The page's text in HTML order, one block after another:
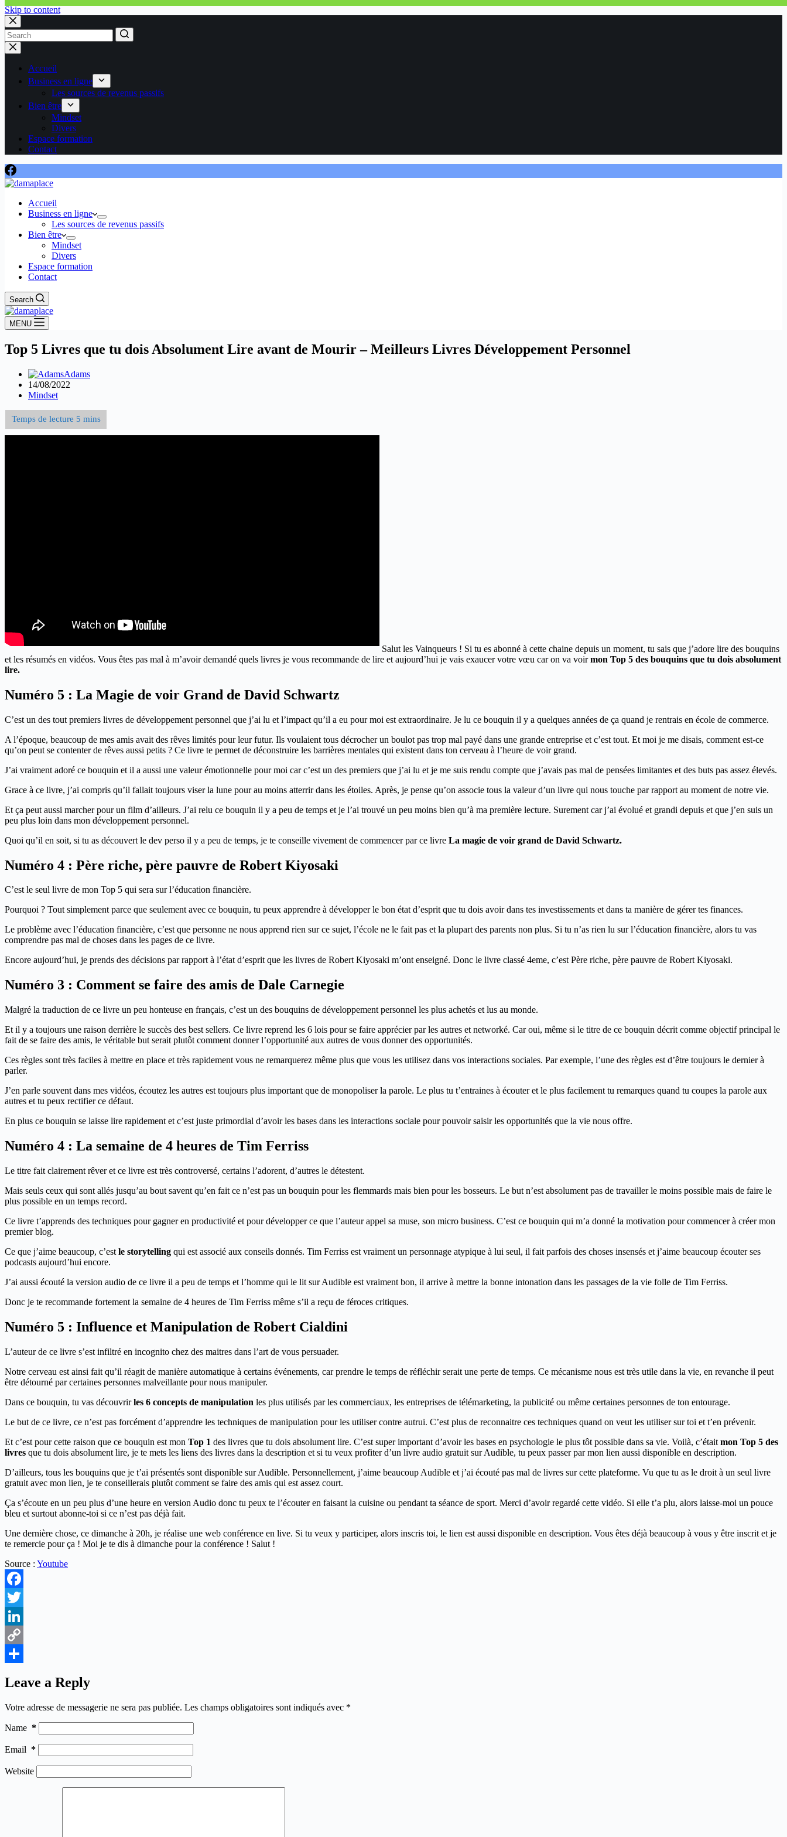
Skip to content
No
results
Accueil
Business en ligne
Les sources de revenus passifs
Bien être
Mindset
Divers
Espace formation
Contact
Accueil
Business en ligne
Les sources de revenus passifs
Bien être
Mindset
Divers
Espace formation
Contact
Search
MENU
Top 5 Livres que tu dois Absolument Lire avant de Mourir – Meilleurs Livres Développement Personnel
Adams
14/08/2022
Mindset
Salut les Vainqueurs ! Si tu es abonné à cette chaine depuis un moment, tu sais que j’adore lire des bouquins
et les résumés en vidéos. Vous êtes pas mal à m’avoir demandé quels livres je vous recommande de lire et aujourd’hui je vais exaucer votre vœu car on va voirmon Top 5 des bouquins que tu dois absolument
lire.
Numéro 5 : La Magie de voir Grand de David Schwartz
C’est un des tout premiers livres de développement personnel que j’ai lu et l’impact qu’il a eu pour moi est extraordinaire. Je lu ce bouquin il y a quelques années de ça quand je rentrais en école de commerce.
A l’époque, beaucoup de mes amis avait des rêves limités pour leur futur. Ils voulaient tous décrocher un boulot pas trop mal payé dans une grande entreprise et c’est tout. Et moi je me disais, comment est-ce
qu’on peut se contenter de rêves aussi petits ? Ce livre te permet de déconstruire les barrières mentales qui existent dans ton cerveau à l’heure de voir grand.
J’ai vraiment adoré ce bouquin et il a aussi une valeur émotionnelle pour moi car c’est un des premiers que j’ai lu et je me suis rendu compte que j’avais pas mal de pensées limitantes et des buts pas assez élevés.
Grace à ce livre, j’ai compris qu’il fallait toujours viser la lune pour au moins atterrir dans les étoiles. Après, je pense qu’on associe tous la valeur d’un livre qui nous touche par rapport au moment de notre vie.
Et ça peut aussi marcher pour un film d’ailleurs. J’ai relu ce bouquin il y a peu de temps et je l’ai trouvé un peu moins bien qu’à ma première lecture. Surement car j’ai évolué et grandi depuis et que j’en suis un
peu plus loin dans mon développement personnel.
Quoi qu’il en soit, si tu as découvert le dev perso il y a peu de temps, je te conseille vivement de commencer par ce livre La magie de voir grand de David Schwartz.
Numéro 4 : Père riche, père pauvre de Robert Kiyosaki
C’est le seul livre de mon Top 5 qui sera sur l’éducation financière.
Pourquoi ? Tout simplement parce que seulement avec ce bouquin, tu peux apprendre à développer le bon état d’esprit que tu dois avoir dans tes investissements et dans ta manière de gérer tes finances.
Le problème avec l’éducation financière, c’est que personne ne nous apprend rien sur ce sujet, l’école ne le fait pas et la plupart des parents non plus. Si tu n’as rien lu sur l’éducation financière, alors tu vas
comprendre pas mal de choses dans les pages de ce livre.
Encore aujourd’hui, je prends des décisions par rapport à l’état d’esprit que les livres de Robert Kiyosaki m’ont enseigné. Donc le livre classé 4eme, c’est Père riche, père pauvre de Robert Kiyosaki.
Numéro 3 : Comment se faire des amis de Dale Carnegie
Malgré la traduction de ce livre un peu honteuse en français, c’est un des bouquins de développement personnel les plus achetés et lus au monde.
Et il y a toujours une raison derrière le succès des best sellers. Ce livre reprend les 6 lois pour se faire apprécier par les autres et networké. Car oui, même si le titre de ce bouquin décrit comme objectif principal le
fait de se faire des amis, le véritable but serait plutôt comment donner l’opportunité aux autres de vous donner des opportunités.
Ces règles sont très faciles à mettre en place et très rapidement vous ne remarquerez même plus que vous les utilisez dans vos interactions sociales. Par exemple, l’une des règles est d’être toujours le dernier à
parler.
J’en parle souvent dans mes vidéos, écoutez les autres est toujours plus important que de monopoliser la parole. Le plus tu t’entraines à écouter et le plus facilement tu remarques quand tu coupes la parole aux
autres et tu peux rectifier ce défaut.
En plus ce bouquin se laisse lire rapidement et c’est juste primordial d’avoir les bases dans les interactions sociale pour pouvoir saisir les opportunités que la vie nous offre.
Numéro 4 : La semaine de 4 heures de Tim Ferriss
Le titre fait clairement rêver et ce livre est très controversé, certains l’adorent, d’autres le détestent.
Mais seuls ceux qui sont allés jusqu’au bout savent qu’en fait ce n’est pas un bouquin pour les flemmards mais bien pour les bosseurs. Le but n’est absolument pas de travailler le moins possible mais de faire le
plus possible en un temps record.
Ce livre t’apprends des techniques pour gagner en productivité et pour développer ce que l’auteur appel sa muse, son micro business. C’est ce bouquin qui m’a donné la motivation pour commencer à créer mon
premier blog.
Ce que j’aime beaucoup, c’est le storytelling qui est associé aux conseils donnés. Tim Ferriss est vraiment un personnage atypique à lui seul, il fait parfois des choses insensés et j’aime beaucoup écouter ses
podcasts aujourd’hui encore.
J’ai aussi écouté la version audio de ce livre il a peu de temps et l’homme qui le lit sur Audible est vraiment bon, il arrive à mettre la bonne intonation dans les passages de la vie folle de Tim Ferriss.
Donc je te recommande fortement la semaine de 4 heures de Tim Ferriss même s’il a reçu de féroces critiques.
Numéro 5 : Influence et Manipulation de Robert Cialdini
L’auteur de ce livre s’est infiltré en incognito chez des maitres dans l’art de vous persuader.
Notre cerveau est ainsi fait qu’il réagit de manière automatique à certains événements, car prendre le temps de réfléchir serait une perte de temps. Ce mécanisme nous est très utile dans la vie, en revanche il peut
être détourné par certaines personnes malveillante pour nous manipuler.
Dans ce bouquin, tu vas découvrirles 6 concepts de manipulation les plus utilisés par les commerciaux, les entreprises de télémarketing, la publicité ou même certaines personnes de ton entourage.
Le but de ce livre, ce n’est pas forcément d’apprendre les techniques de manipulation pour les utiliser contre autrui. C’est plus de reconnaitre ces techniques quand on veut les utiliser sur toi et t’en prévenir.
Et c’est pour cette raison que ce bouquin est mon Top 1 des livres que tu dois absolument lire. C’est super important d’avoir les bases en psychologie le plus tôt possible dans sa vie. Voilà, c’était mon Top 5 des
livres que tu dois absolument lire, je te mets les liens des livres dans la description et si tu veux profiter d’un livre audio gratuit sur Audible, tu peux passer par mon lien aussi disponible en description.
D’ailleurs, tous les bouquins que je t’ai présentés sont disponible sur Audible. Personnellement, j’aime beaucoup Audible et j’ai écouté pas mal de livres sur cette plateforme. Vu que tu as le droit à un seul livre
gratuit avec mon lien, je te conseillerais plutôt comment se faire des amis qui est assez court.
Ça s’écoute en un peu plus d’une heure en version Audio donc tu peux te l’écouter en faisant la cuisine ou pendant ta séance de sport. Merci d’avoir regardé cette vidéo. Si elle t’a plu, alors laisse-moi un pouce
bleu et surtout abonne-toi si ce n’est pas déjà fait.
Une dernière chose, ce dimanche à 20h, je réalise une web conférence en live. Si tu veux y participer, alors inscris toi, le lien est aussi disponible en description. Vous êtes déjà beaucoup à vous y être inscrit et je
te remercie pour ça ! Moi je te dis à dimanche pour la conférence ! Salut !
Source : Youtube
Facebook
Twitter
LinkedIn
Copy
Leave a Reply
Votre adresse de messagerie ne sera pas publiée. Les champs obligatoires sont indiqués avec *
Name *
Email *
Website